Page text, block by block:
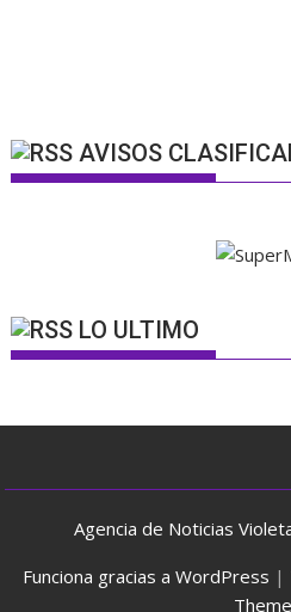
AVISOS
LO ULTIMO
Agencia de Noticias
Funciona gracias a WordPress |